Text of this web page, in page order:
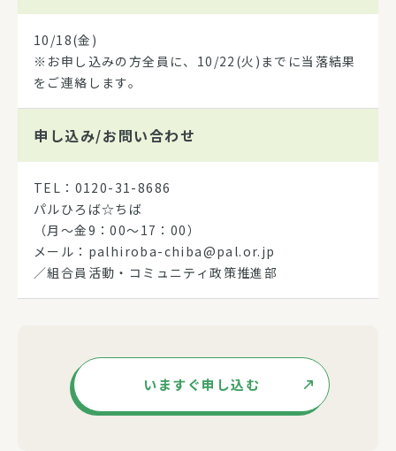
10/18(金)
※お申し込みの方全員に、10/22(火)までに当落結果
をご連絡します。
申し込み/お問い合わせ
TEL：0120-31-8686
パルひろば☆ちば
（月～金9：00～17：00）
メール：palhiroba-chiba@pal.or.jp
／組合員活動・コミュニティ政策推進部
いますぐ申し込む